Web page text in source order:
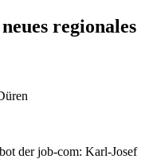
regionales